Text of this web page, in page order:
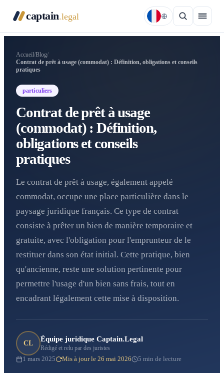
captain.legal
Accueil/Blog/
Contrat de prêt à usage (commodat) : Définition, obligations et conseils
pratiques
particuliers
Contrat de prêt à usage
(commodat) : Définition,
obligations et conseils
pratiques
Le contrat de prêt à usage, également appelé
commodat, occupe une place particulière dans le
paysage juridique français. Ce type de contrat
consiste à prêter un bien de manière temporaire et
gratuite, avec l'obligation pour l'emprunteur de le
restituer dans son état initial. Cette pratique, bien
qu'ancienne, reste une solution pertinente pour
permettre l'usage d'un bien sans frais, tout en
encadrant légalement cette mise à disposition.
CL
Équipe juridique Captain.Legal
Rédigé et relu par des juristes
1 mars 2025
Mis à jour le 26 mai 2026 5 min de lecture